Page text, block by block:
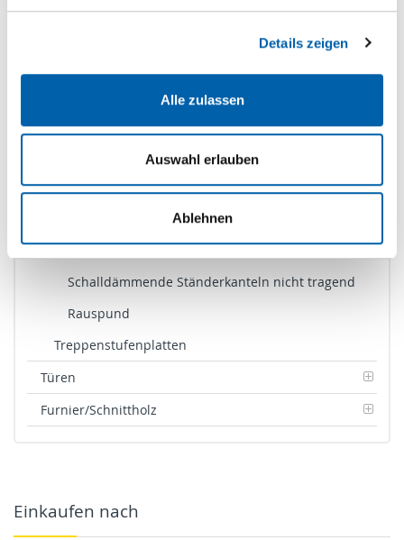
Details zeigen
Alle zulassen
Auswahl erlauben
Ablehnen
Prägeboard
BSH Fichte
Latten
Schalldämmende Ständerkanteln nicht tragend
Rauspund
Treppenstufenplatten
Türen
Furnier/Schnittholz
Einkaufen nach